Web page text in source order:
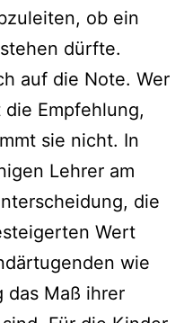
ob ein
dürfte.
auf die Note. Wer
Empfehlung,
sie nicht. In
Lehrer am
die
Wert
wie
das Maß ihrer